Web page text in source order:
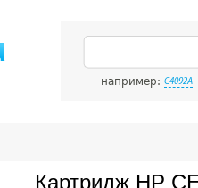
например: C4092A
Картридж HP